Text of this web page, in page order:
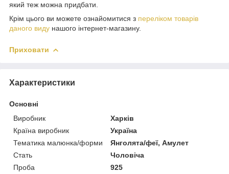
який теж можна придбати.
Крім цього ви можете ознайомитися з переліком товарів
даного виду нашого інтернет-магазину.
Приховати
Характеристики
Основні
Виробник
Харків
Країна виробник
Україна
Тематика малюнка/форми
Янголята/феї, Амулет
Стать
Чоловіча
Проба
925